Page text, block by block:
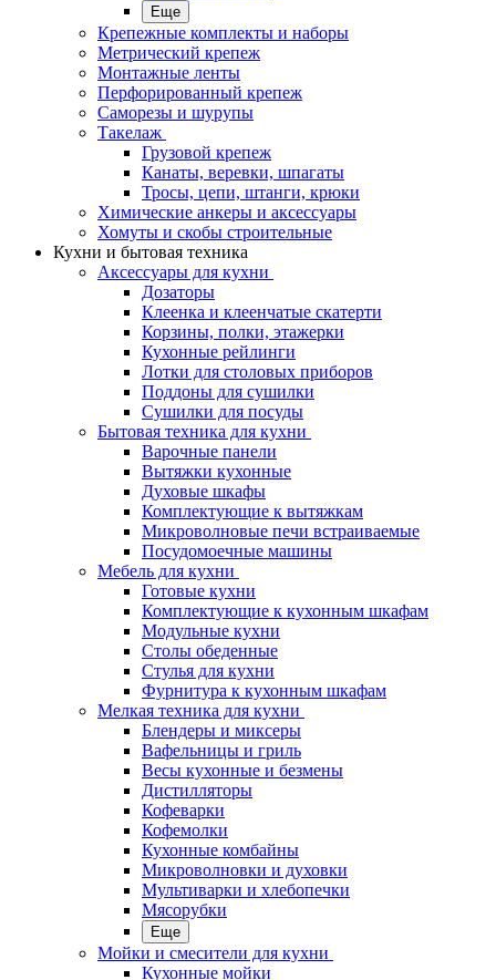
Еще
Крепежные комплекты и наборы
Метрический крепеж
Монтажные ленты
Перфорированный крепеж
Саморезы и шурупы
Такелаж
Грузовой крепеж
Канаты, веревки, шпагаты
Тросы, цепи, штанги, крюки
Химические анкеры и аксессуары
Хомуты и скобы строительные
Кухни и бытовая техника
Аксессуары для кухни
Дозаторы
Клеенка и клеенчатые скатерти
Корзины, полки, этажерки
Кухонные рейлинги
Лотки для столовых приборов
Поддоны для сушилки
Сушилки для посуды
Бытовая техника для кухни
Варочные панели
Вытяжки кухонные
Духовые шкафы
Комплектующие к вытяжкам
Микроволновые печи встраиваемые
Посудомоечные машины
Мебель для кухни
Готовые кухни
Комплектующие к кухонным шкафам
Модульные кухни
Столы обеденные
Стулья для кухни
Фурнитура к кухонным шкафам
Мелкая техника для кухни
Блендеры и миксеры
Вафельницы и гриль
Весы кухонные и безмены
Дистилляторы
Кофеварки
Кофемолки
Кухонные комбайны
Микроволновки и духовки
Мультиварки и хлебопечки
Мясорубки
Еще
Мойки и смесители для кухни
Кухонные мойки